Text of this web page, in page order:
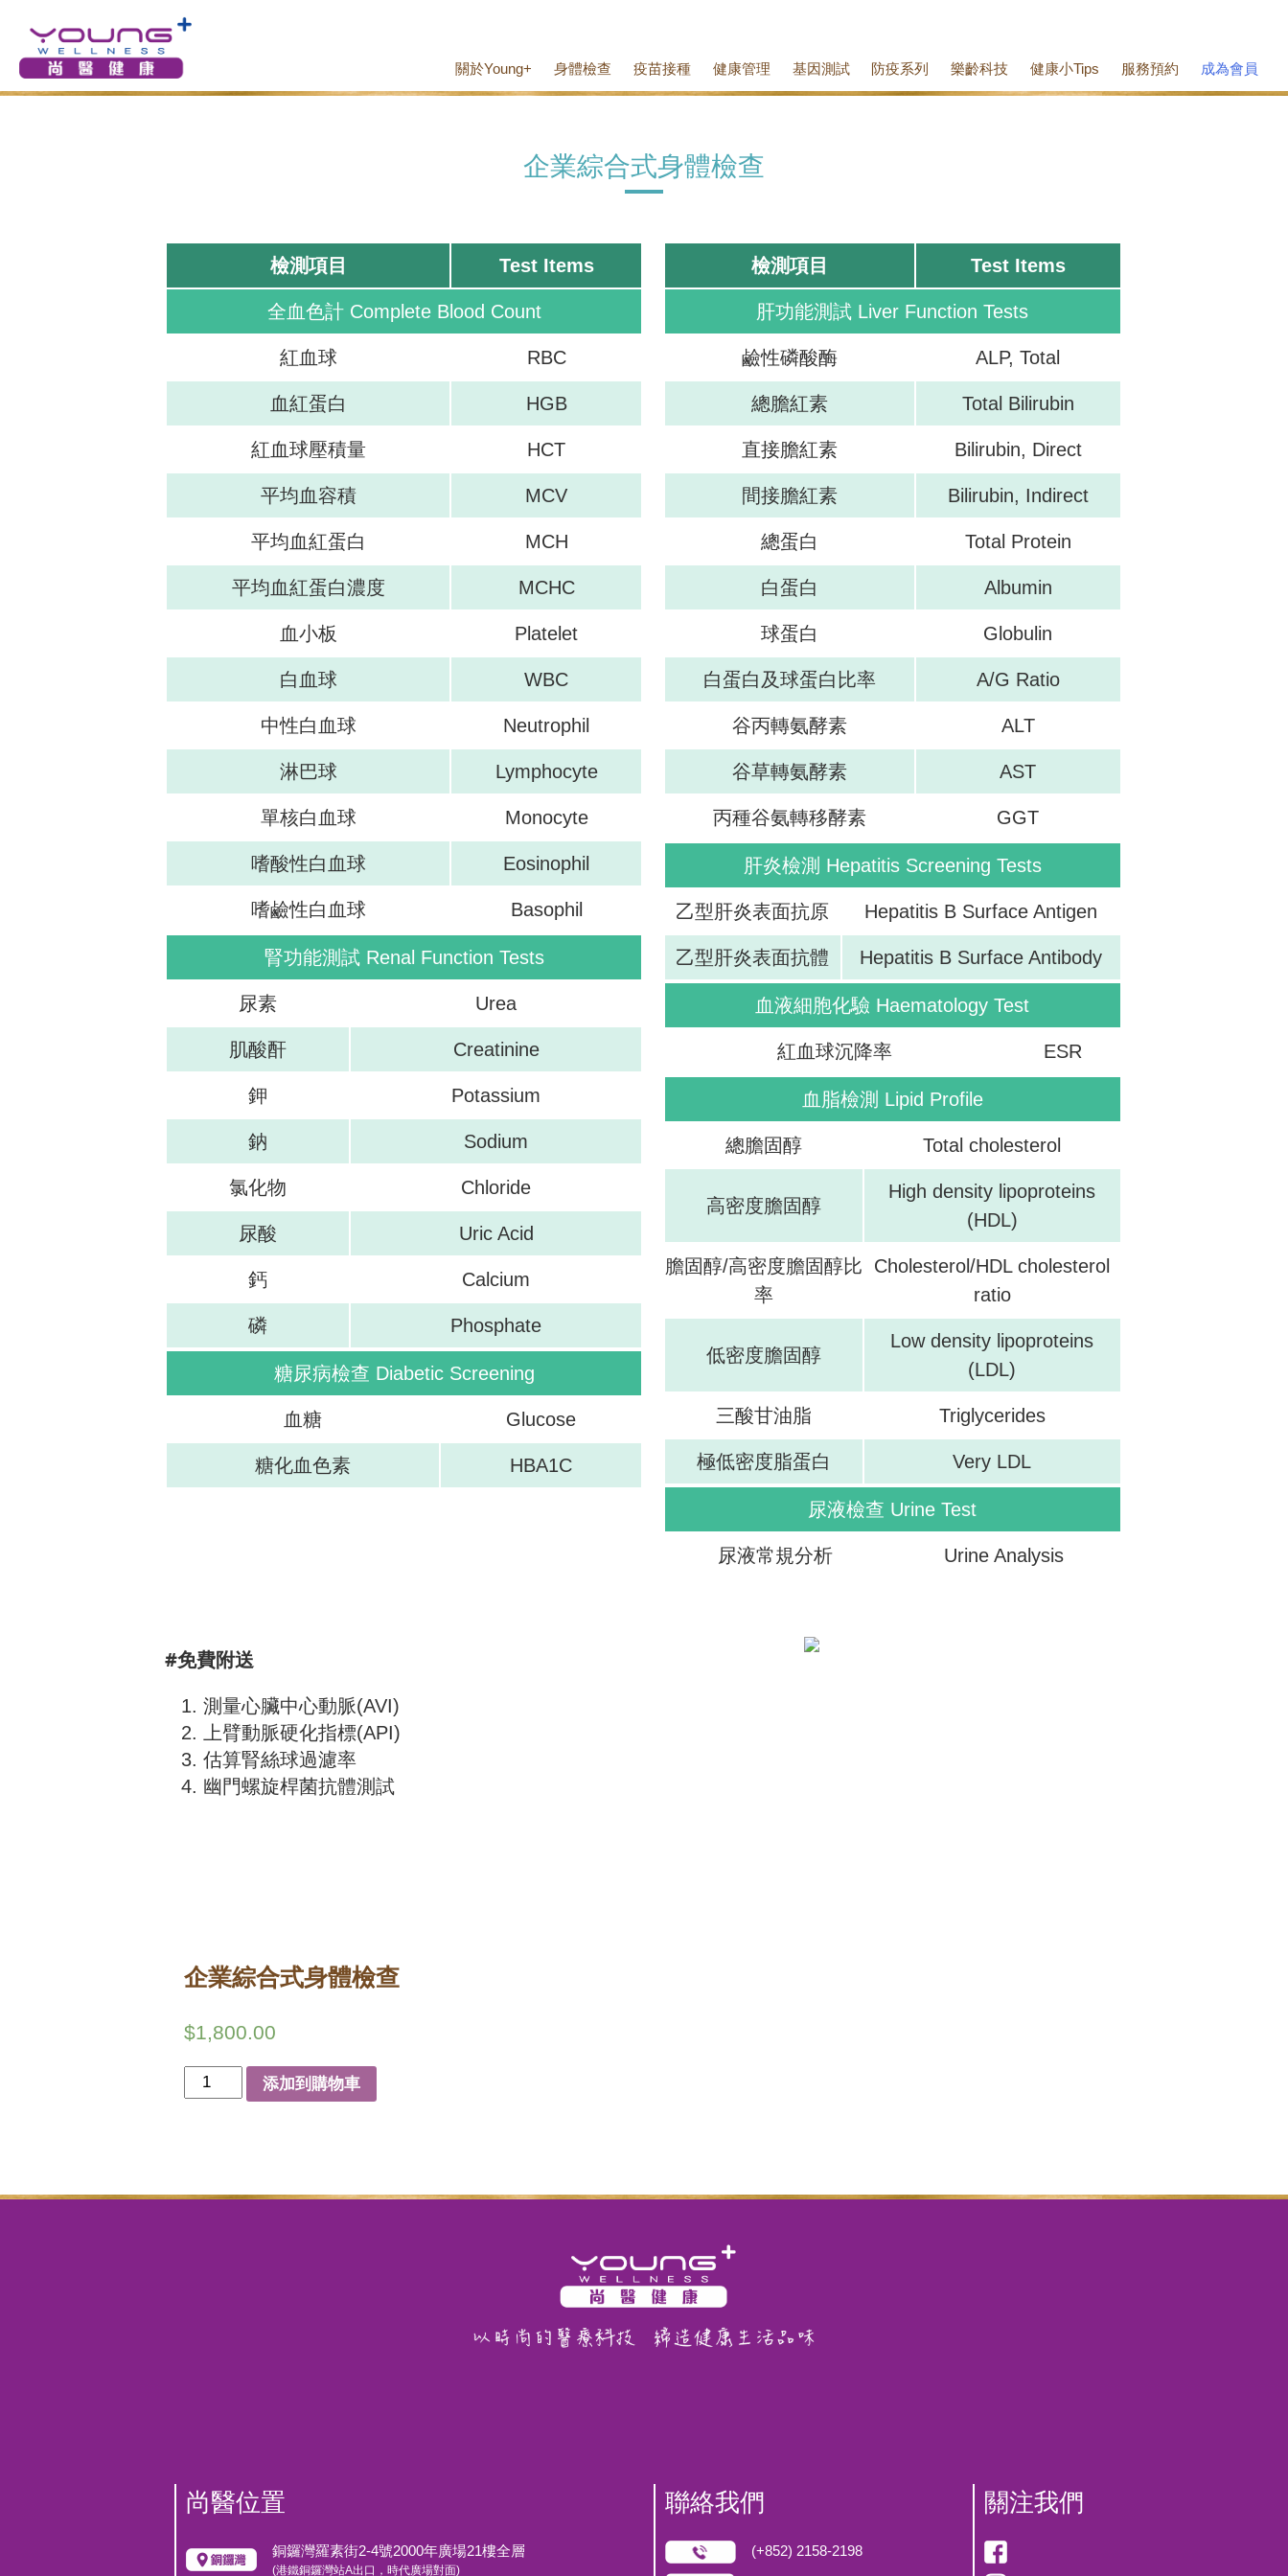
關於Young+ 身體檢查 疫苗接種 健康管理 基因測試 防疫系列 樂齡科技 健康小Tips 服務預約 成為會員
企業綜合式⾝體檢查
檢測項目 Test Items
全血色計 Complete Blood Count
紅血球 RBC
血紅蛋白 HGB
紅血球壓積量 HCT
平均血容積 MCV
平均血紅蛋白 MCH
平均血紅蛋白濃度 MCHC
血小板 Platelet
白血球 WBC
中性白血球 Neutrophil
淋巴球 Lymphocyte
單核白血球 Monocyte
嗜酸性白血球 Eosinophil
嗜鹼性白血球 Basophil
腎功能測試 Renal Function Tests
尿素 Urea
肌酸酐 Creatinine
鉀 Potassium
鈉 Sodium
氯化物 Chloride
尿酸 Uric Acid
鈣 Calcium
磷 Phosphate
糖尿病檢查 Diabetic Screening
血糖 Glucose
糖化血色素 HBA1C
檢測項目 Test Items
肝功能測試 Liver Function Tests
鹼性磷酸酶 ALP, Total
總膽紅素 Total Bilirubin
直接膽紅素 Bilirubin, Direct
間接膽紅素 Bilirubin, Indirect
總蛋白 Total Protein
白蛋白 Albumin
球蛋白 Globulin
白蛋白及球蛋白比率 A/G Ratio
谷丙轉氨酵素 ALT
谷草轉氨酵素 AST
丙種谷氨轉移酵素 GGT
肝炎檢測 Hepatitis Screening Tests
乙型肝炎表面抗原 Hepatitis B Surface Antigen
乙型肝炎表面抗體 Hepatitis B Surface Antibody
血液細胞化驗 Haematology Test
紅血球沉降率 ESR
血脂檢測 Lipid Profile
總膽固醇 Total cholesterol
高密度膽固醇
High density lipoproteins
(HDL)
膽固醇/高密度膽固醇比
率
Cholesterol/HDL cholesterol
ratio
低密度膽固醇
Low density lipoproteins
(LDL)
三酸甘油脂 Triglycerides
極低密度脂蛋白 Very LDL
尿液檢查 Urine Test
尿液常規分析 Urine Analysis
#免費附送
測量心臟中心動脈(AVI)
上臂動脈硬化指標(API)
估算腎絲球過濾率
幽門螺旋桿菌抗體測試
企業綜合式⾝體檢查
$1,800.00
添加到購物車
尚醫位置
銅鑼灣羅素街2-4號2000年廣場21樓全層
(港鐵銅鑼灣站A出口，時代廣場對面)
聯絡我們
(+852) 2158-2198
關注我們